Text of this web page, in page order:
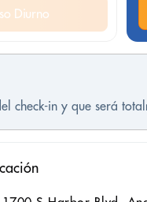
Diurno
in y que será